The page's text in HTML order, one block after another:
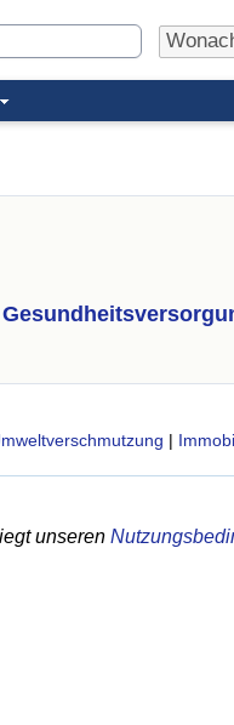
|
unseren